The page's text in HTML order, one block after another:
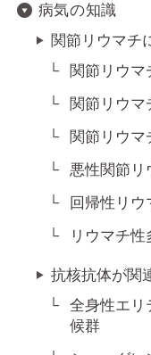
病気の知識
関節リウマチ
関節リウマ
関節リウマ
関節リウマ
悪性関節リ
回帰性リウ
リウマチ
抗核抗体が関
全身性エリ
候群